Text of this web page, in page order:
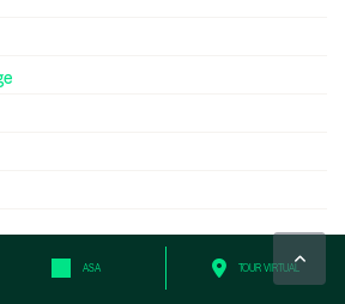
ASA TOUR VIRTUAL